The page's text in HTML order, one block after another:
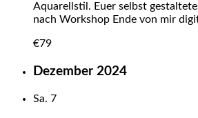
Aquarellstil. Euer selbst
nach Workshop Ende von mir
€79
Dezember 2024
Sa. 7